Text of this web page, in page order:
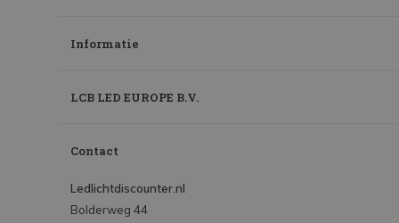
Informatie
LCB LED EUROPE B.V.
Contact
Ledlichtdiscounter.nl
Bolderweg 44